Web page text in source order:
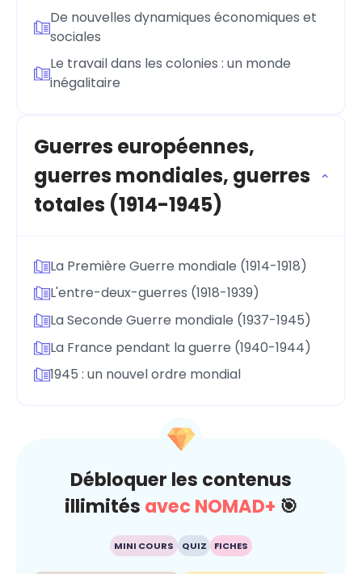
De nouvelles dynamiques économiques et
sociales
Le travail dans les colonies : un monde
inégalitaire
Guerres européennes,
guerres mondiales, guerres
totales (1914-1945)
La Première Guerre mondiale (1914-1918)
L'entre-deux-guerres (1918-1939)
La Seconde Guerre mondiale (1937-1945)
La France pendant la guerre (1940-1944)
1945 : un nouvel ordre mondial
Débloquer les contenus
illimités avec NOMAD+ 🎯
MINI COURS QUIZ FICHES